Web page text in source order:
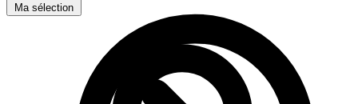
Ma sélection